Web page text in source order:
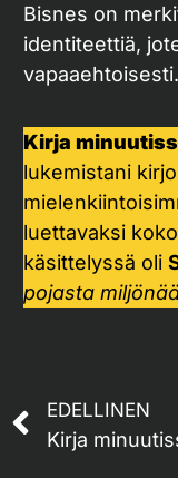
Bisnes on
identiteettiä,
vapaaehtoisesti.
Kirja
lukemistani
luettavaksi
käsittelyssä oli
pojasta
EDELLINEN